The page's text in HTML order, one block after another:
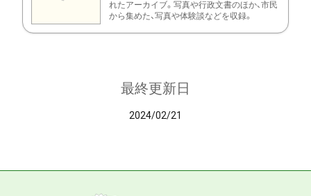
れたアーカイブ。写真や行政文書のほか、市民
から集めた、写真や体験談などを収録。
最終更新日
2024/02/21